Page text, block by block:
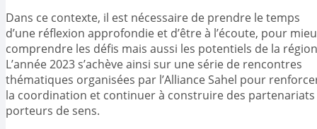
Dans ce contexte, il est nécessaire de prendre le temps
d’une réflexion approfondie et d’être à l’écoute, pour
comprendre les défis mais aussi les potentiels de la
L’année 2023 s’achève ainsi sur une série de rencontres
thématiques organisées par l’Alliance Sahel pour
la coordination et continuer à construire des partenariats
porteurs de sens.